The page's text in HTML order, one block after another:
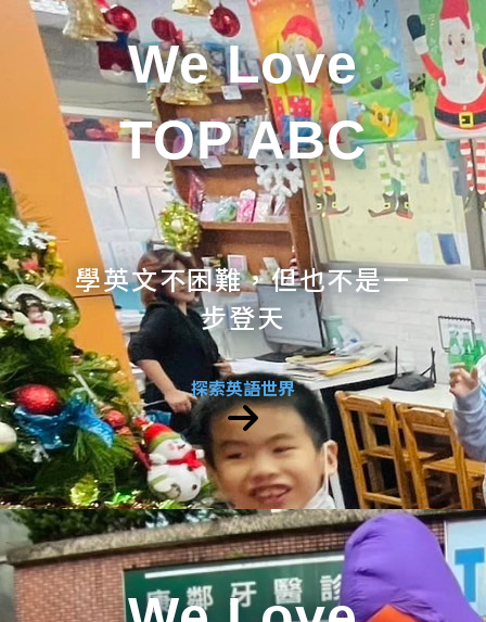
We Love
TOP ABC
學英文不困難，但也不是一
步登天
探索英語世界